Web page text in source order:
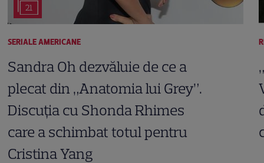
21
SERIALE AMERICANE
Sandra Oh dezvăluie de ce a
plecat din „Anatomia lui Grey”.
Discuția cu Shonda Rhimes
care a schimbat totul pentru
Cristina Yang